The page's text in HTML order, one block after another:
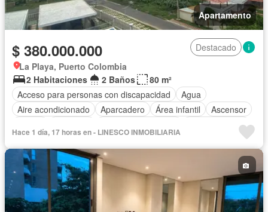
Apartamento
$ 380.000.000
Destacado
La Playa, Puerto Colombia
2 Habitaciones
2 Baños
80 m²
Acceso para personas con discapacidad
Agua
Aire acondicionado
Aparcadero Área infantil
Ascensor
Cocina integral
Cuarto de servicio
Gas natural Gimnasio
Jardín
Piscina Vigilante
Tanque de agua
Terraza Vista panorámica
Hace 1 día, 17 horas en - LINESCO INMOBILIARIA